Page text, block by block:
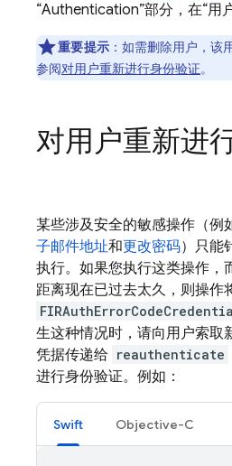
“Authentication”部分，在“用
重要提示 ：如需删除用户，该
参阅对用户重新进行身份验证。
对用户重新进
某些涉及安全的敏感操作（例
子邮件地址和更改密码）只能
执行。如果您执行这类操作，
距离现在已过去太久，则操作
生这种情况时，请向用户索取
凭据传递给 reauthenticate
进行身份验证。例如：
Swift Objective-C